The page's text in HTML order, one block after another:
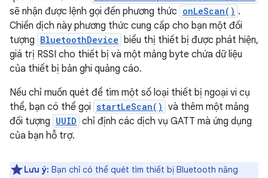
sẽ nhận được lệnh gọi đến phương thức onLeScan() .
Chiến dịch này phương thức cung cấp cho bạn một đối
tượng BluetoothDevice biểu thị thiết bị được phát hiện,
giá trị RSSI cho thiết bị và một mảng byte chứa dữ liệu
của thiết bị bản ghi quảng cáo.
Nếu chỉ muốn quét để tìm một số loại thiết bị ngoại vi cụ
thể, bạn có thể gọi startLeScan() và thêm một mảng
đối tượng UUID chỉ định các dịch vụ GATT mà ứng dụng
của bạn hỗ trợ.
Lưu ý: Bạn chỉ có thể quét tìm thiết bị Bluetooth năng